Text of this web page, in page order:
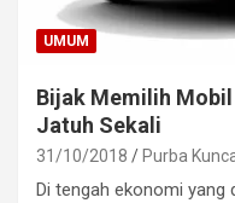
UMUM
Bijak Memilih
Jatuh Sekali
31/10/2018 Purba
Di tengah ekonomi yang